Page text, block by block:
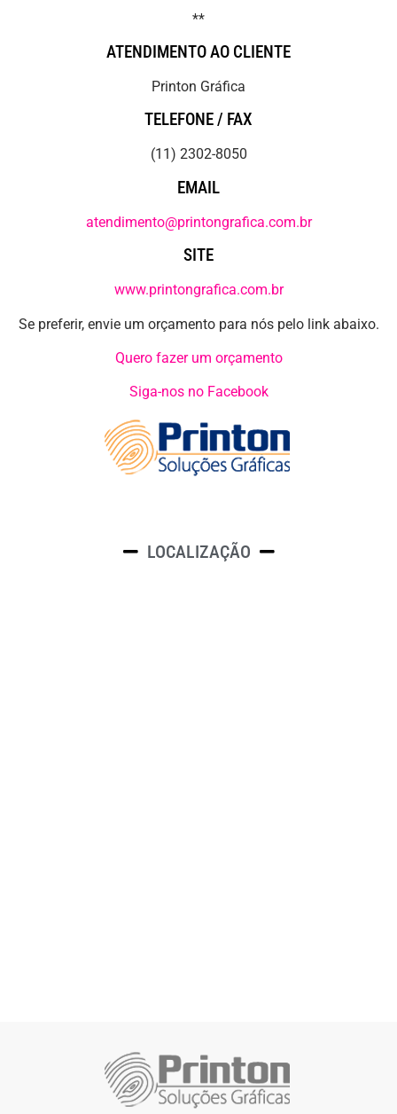
**
ATENDIMENTO AO CLIENTE
Printon Gráfica
TELEFONE / FAX
(11) 2302-8050
EMAIL
atendimento@printongrafica.com.br
SITE
www.printongrafica.com.br
Se preferir, envie um orçamento para nós pelo link abaixo.
Quero fazer um orçamento
Siga-nos no Facebook
LOCALIZAÇÃO